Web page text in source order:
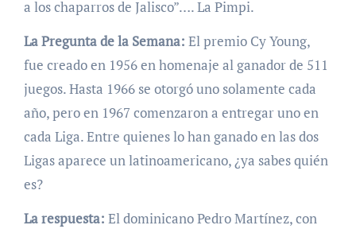
a los chaparros de Jalisco”…. La Pimpi.
La Pregunta de la Semana: El premio Cy Young,
fue creado en 1956 en homenaje al ganador de 511
juegos. Hasta 1966 se otorgó uno solamente cada
año, pero en 1967 comenzaron a entregar uno en
cada Liga. Entre quienes lo han ganado en las dos
Ligas aparece un latinoamericano, ¿ya sabes quién
es?
La respuesta: El dominicano Pedro Martínez, con